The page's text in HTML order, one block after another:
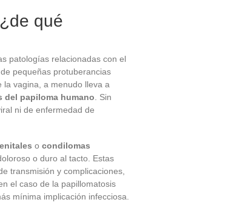
qué
patologías relacionadas con el
pequeñas protuberancias
vagina, a menudo lleva a
del papiloma humano . Sin
ni de enfermedad de
o condilomas
o duro al tacto. Estas
transmisión y complicaciones,
el caso de la papillomatosis
mínima implicación infecciosa.